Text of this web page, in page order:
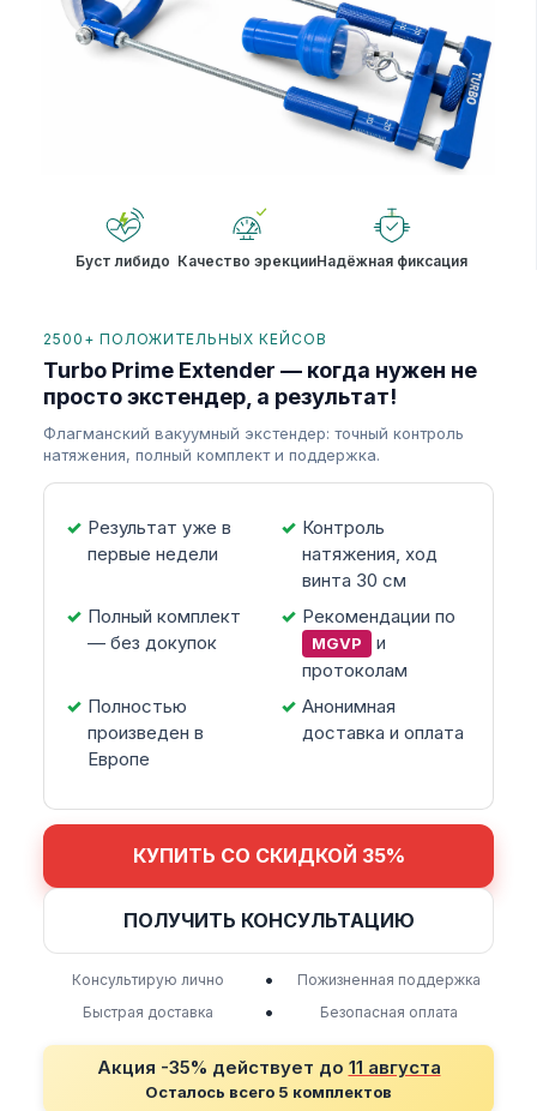
Буст либидо Качество эрекцииНадёжная фиксация
2500+ ПОЛОЖИТЕЛЬНЫХ КЕЙСОВ
Turbo Prime Extender — когда нужен не
просто экстендер, а результат!
Флагманский вакуумный экстендер: точный контроль
натяжения, полный комплект и поддержка.
Результат уже в
первые недели
Контроль
натяжения, ход
винта 30 см
Полный комплект
— без докупок
Рекомендации по
MGVP
и
протоколам
Полностью
произведен в
Европе
Анонимная
доставка и оплата
КУПИТЬ СО СКИДКОЙ 35%
ПОЛУЧИТЬ КОНСУЛЬТАЦИЮ
Консультирую лично •
Пожизненная поддержка
Быстрая доставка
• Безопасная оплата
Акция -35% действует до 11 августа
Осталось всего 5 комплектов